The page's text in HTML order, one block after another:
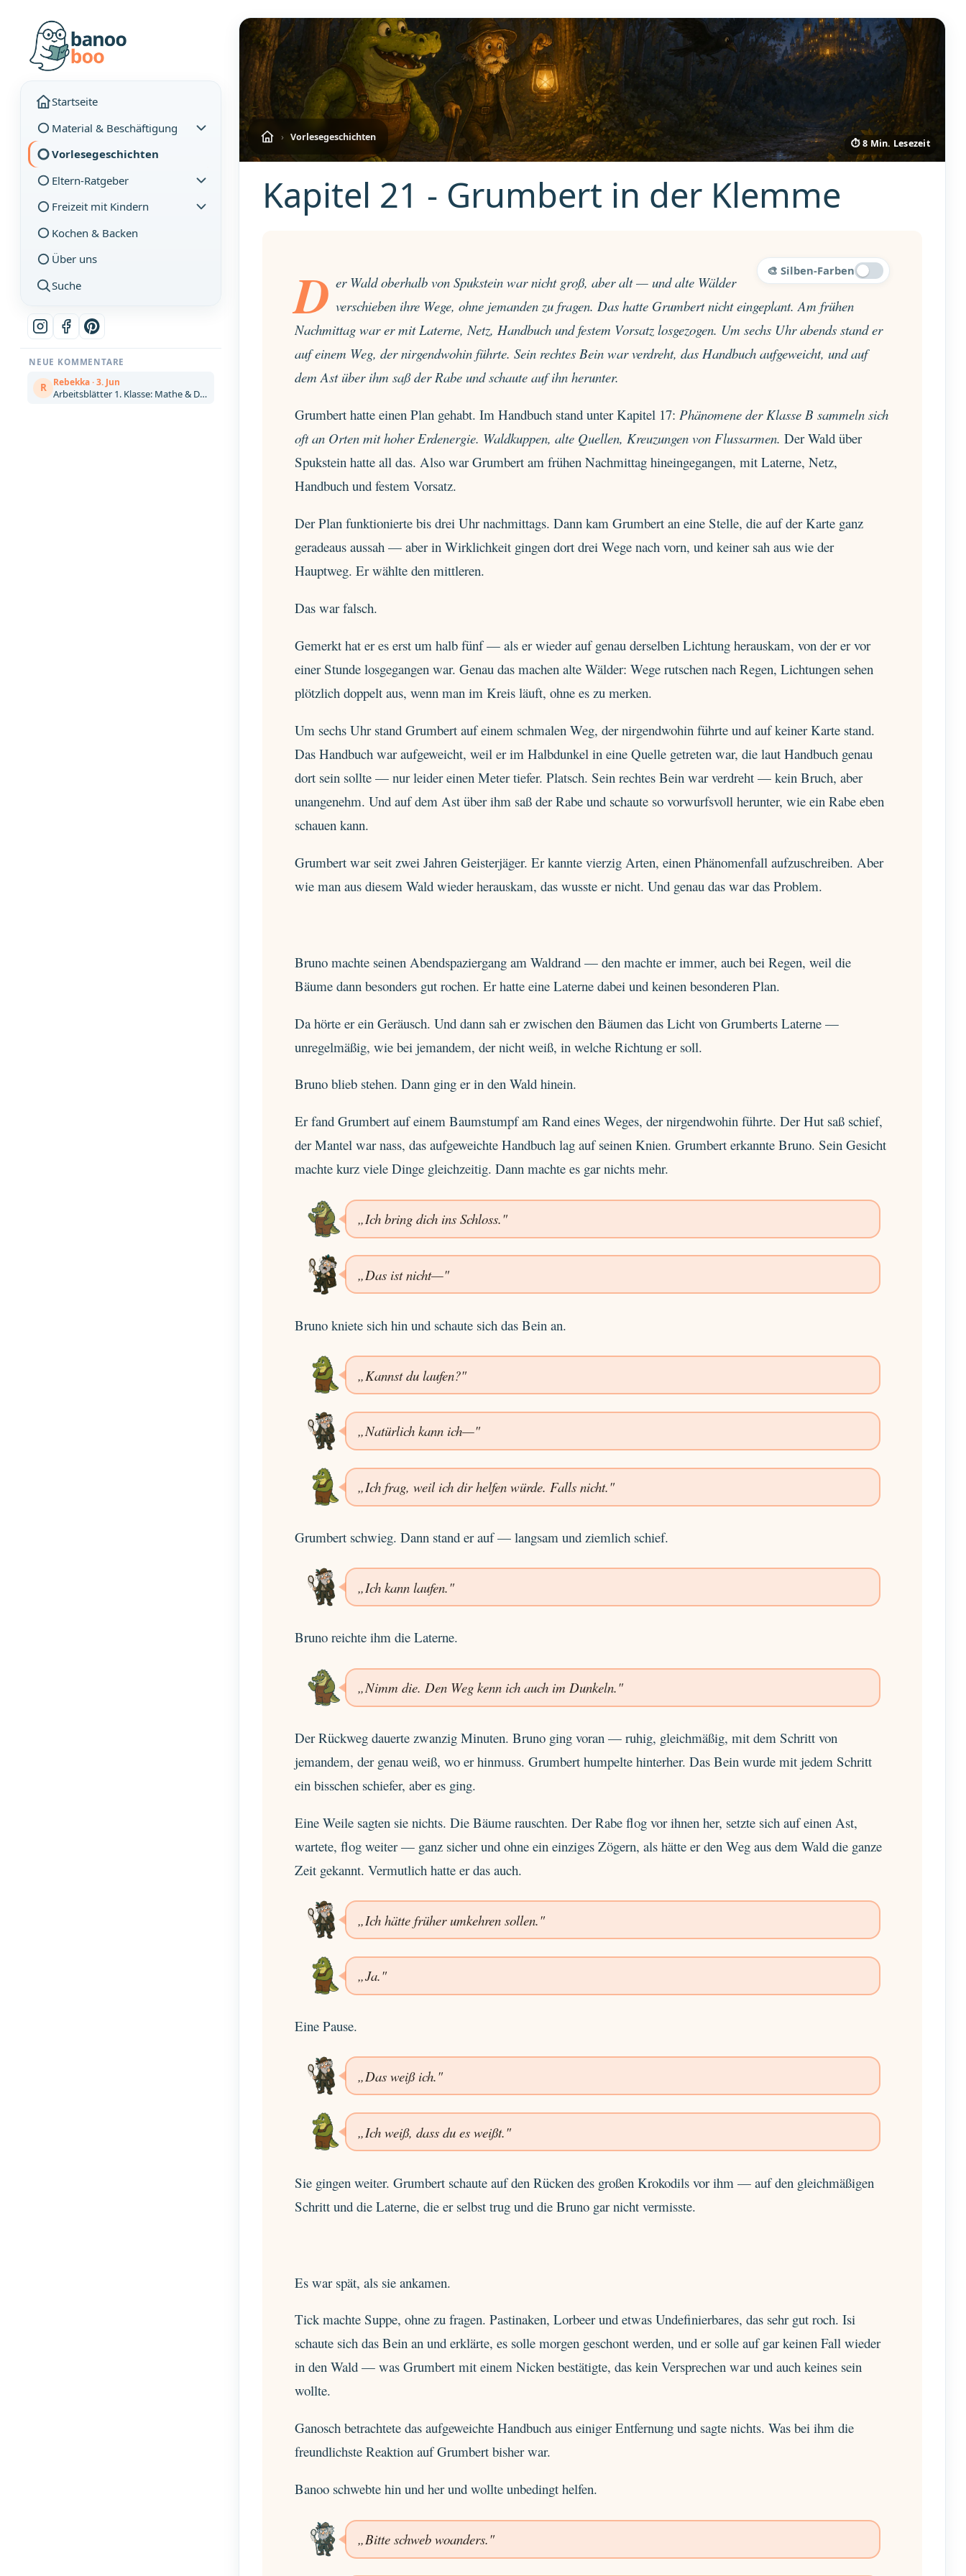
Startseite
Material & Beschäftigung
Vorlesegeschichten
Eltern-Ratgeber
Freizeit mit Kindern
Kochen & Backen
Über uns
Suche
NEUE KOMMENTARE
R Rebekka · 3. Jun
Arbeitsblätter 1. Klasse: Mathe & Deutsch kostenlos zum Ausdrucken (Artikel)
› Vorlesegeschichten
⏱ 8 Min. Lesezeit
Kapitel 21 - Grumbert in der Klemme
🎨 Silben-Farben
D er Wald oberhalb von Spukstein war nicht groß, aber alt — und alte Wälder
verschieben ihre Wege, ohne jemanden zu fragen. Das hatte Grumbert nicht eingeplant. Am frühen
Nachmittag war er mit Laterne, Netz, Handbuch und festem Vorsatz losgezogen. Um sechs Uhr abends stand er
auf einem Weg, der nirgendwohin führte. Sein rechtes Bein war verdreht, das Handbuch aufgeweicht, und auf
dem Ast über ihm saß der Rabe und schaute auf ihn herunter.
Grumbert hatte einen Plan gehabt. Im Handbuch stand unter Kapitel 17: Phänomene der Klasse B sammeln sich
oft an Orten mit hoher Erdenergie. Waldkuppen, alte Quellen, Kreuzungen von Flussarmen. Der Wald über
Spukstein hatte all das. Also war Grumbert am frühen Nachmittag hineingegangen, mit Laterne, Netz,
Handbuch und festem Vorsatz.
Der Plan funktionierte bis drei Uhr nachmittags. Dann kam Grumbert an eine Stelle, die auf der Karte ganz
geradeaus aussah — aber in Wirklichkeit gingen dort drei Wege nach vorn, und keiner sah aus wie der
Hauptweg. Er wählte den mittleren.
Das war falsch.
Gemerkt hat er es erst um halb fünf — als er wieder auf genau derselben Lichtung herauskam, von der er vor
einer Stunde losgegangen war. Genau das machen alte Wälder: Wege rutschen nach Regen, Lichtungen sehen
plötzlich doppelt aus, wenn man im Kreis läuft, ohne es zu merken.
Um sechs Uhr stand Grumbert auf einem schmalen Weg, der nirgendwohin führte und auf keiner Karte stand.
Das Handbuch war aufgeweicht, weil er im Halbdunkel in eine Quelle getreten war, die laut Handbuch genau
dort sein sollte — nur leider einen Meter tiefer. Platsch. Sein rechtes Bein war verdreht — kein Bruch, aber
unangenehm. Und auf dem Ast über ihm saß der Rabe und schaute so vorwurfsvoll herunter, wie ein Rabe eben
schauen kann.
Grumbert war seit zwei Jahren Geisterjäger. Er kannte vierzig Arten, einen Phänomenfall aufzuschreiben. Aber
wie man aus diesem Wald wieder herauskam, das wusste er nicht. Und genau das war das Problem.
Bruno machte seinen Abendspaziergang am Waldrand — den machte er immer, auch bei Regen, weil die
Bäume dann besonders gut rochen. Er hatte eine Laterne dabei und keinen besonderen Plan.
Da hörte er ein Geräusch. Und dann sah er zwischen den Bäumen das Licht von Grumberts Laterne —
unregelmäßig, wie bei jemandem, der nicht weiß, in welche Richtung er soll.
Bruno blieb stehen. Dann ging er in den Wald hinein.
Er fand Grumbert auf einem Baumstumpf am Rand eines Weges, der nirgendwohin führte. Der Hut saß schief,
der Mantel war nass, das aufgeweichte Handbuch lag auf seinen Knien. Grumbert erkannte Bruno. Sein Gesicht
machte kurz viele Dinge gleichzeitig. Dann machte es gar nichts mehr.
„Ich bring dich ins Schloss."
„Das ist nicht—"
Bruno kniete sich hin und schaute sich das Bein an.
„Kannst du laufen?"
„Natürlich kann ich—"
„Ich frag, weil ich dir helfen würde. Falls nicht."
Grumbert schwieg. Dann stand er auf — langsam und ziemlich schief.
„Ich kann laufen."
Bruno reichte ihm die Laterne.
„Nimm die. Den Weg kenn ich auch im Dunkeln."
Der Rückweg dauerte zwanzig Minuten. Bruno ging voran — ruhig, gleichmäßig, mit dem Schritt von
jemandem, der genau weiß, wo er hinmuss. Grumbert humpelte hinterher. Das Bein wurde mit jedem Schritt
ein bisschen schiefer, aber es ging.
Eine Weile sagten sie nichts. Die Bäume rauschten. Der Rabe flog vor ihnen her, setzte sich auf einen Ast,
wartete, flog weiter — ganz sicher und ohne ein einziges Zögern, als hätte er den Weg aus dem Wald die ganze
Zeit gekannt. Vermutlich hatte er das auch.
„Ich hätte früher umkehren sollen."
„Ja."
Eine Pause.
„Das weiß ich."
„Ich weiß, dass du es weißt."
Sie gingen weiter. Grumbert schaute auf den Rücken des großen Krokodils vor ihm — auf den gleichmäßigen
Schritt und die Laterne, die er selbst trug und die Bruno gar nicht vermisste.
Es war spät, als sie ankamen.
Tick machte Suppe, ohne zu fragen. Pastinaken, Lorbeer und etwas Undefinierbares, das sehr gut roch. Isi
schaute sich das Bein an und erklärte, es solle morgen geschont werden, und er solle auf gar keinen Fall wieder
in den Wald — was Grumbert mit einem Nicken bestätigte, das kein Versprechen war und auch keines sein
wollte.
Ganosch betrachtete das aufgeweichte Handbuch aus einiger Entfernung und sagte nichts. Was bei ihm die
freundlichste Reaktion auf Grumbert bisher war.
Banoo schwebte hin und her und wollte unbedingt helfen.
„Bitte schweb woanders."